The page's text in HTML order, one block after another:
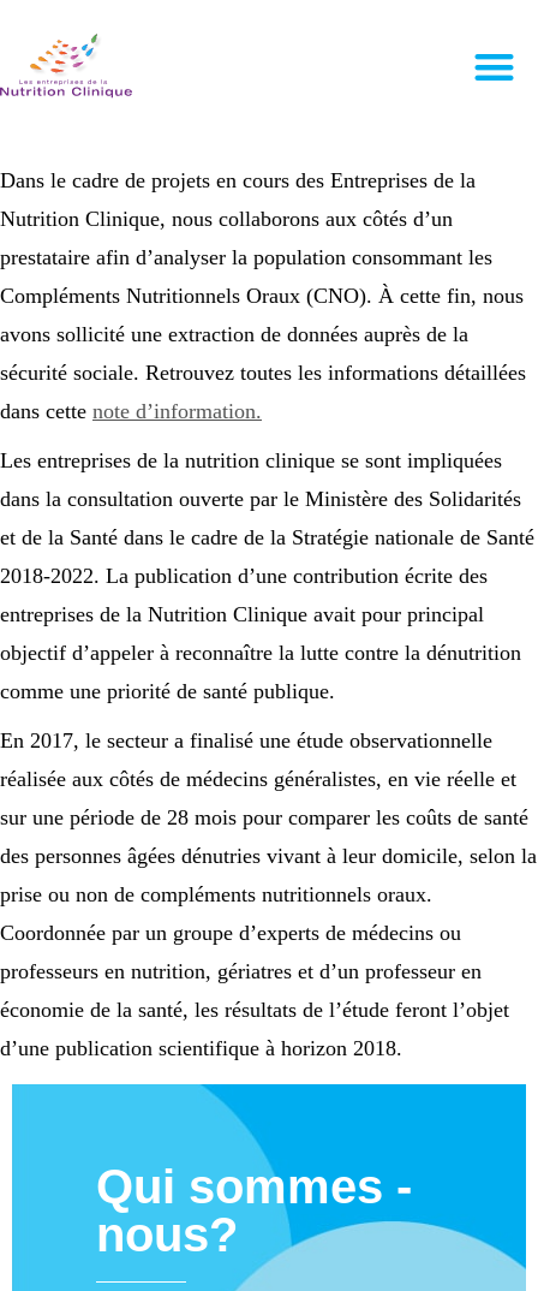
Dans le cadre de projets en cours des Entreprises de la
Nutrition Clinique, nous collaborons aux côtés d’un
prestataire afin d’analyser la population consommant les
Compléments Nutritionnels Oraux (CNO). À cette fin, nous
avons sollicité une extraction de données auprès de la
sécurité sociale. Retrouvez toutes les informations détaillées
dans cette note d’information.
Les entreprises de la nutrition clinique se sont impliquées
dans la consultation ouverte par le Ministère des Solidarités
et de la Santé dans le cadre de la Stratégie nationale de Santé
2018-2022. La publication d’une contribution écrite des
entreprises de la Nutrition Clinique avait pour principal
objectif d’appeler à reconnaître la lutte contre la dénutrition
comme une priorité de santé publique.
En 2017, le secteur a finalisé une étude observationnelle
réalisée aux côtés de médecins généralistes, en vie réelle et
sur une période de 28 mois pour comparer les coûts de santé
des personnes âgées dénutries vivant à leur domicile, selon la
prise ou non de compléments nutritionnels oraux.
Coordonnée par un groupe d’experts de médecins ou
professeurs en nutrition, gériatres et d’un professeur en
économie de la santé, les résultats de l’étude feront l’objet
d’une publication scientifique à horizon 2018.
Qui sommes -
nous?